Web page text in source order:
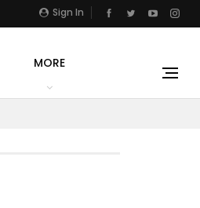
Sign In
MORE